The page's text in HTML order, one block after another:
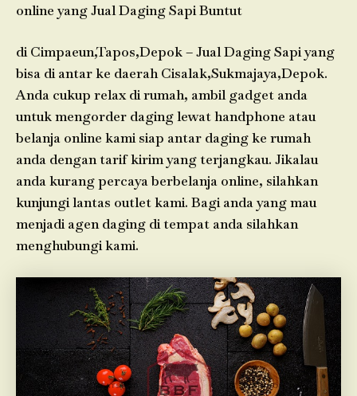
online yang Jual Daging Sapi Buntut
di Cimpaeun,Tapos,Depok – Jual Daging Sapi yang
bisa di antar ke daerah Cisalak,Sukmajaya,Depok.
Anda cukup relax di rumah, ambil gadget anda
untuk mengorder daging lewat handphone atau
belanja online kami siap antar daging ke rumah
anda dengan tarif kirim yang terjangkau. Jikalau
anda kurang percaya berbelanja online, silahkan
kunjungi lantas outlet kami. Bagi anda yang mau
menjadi agen daging di tempat anda silahkan
menghubungi kami.